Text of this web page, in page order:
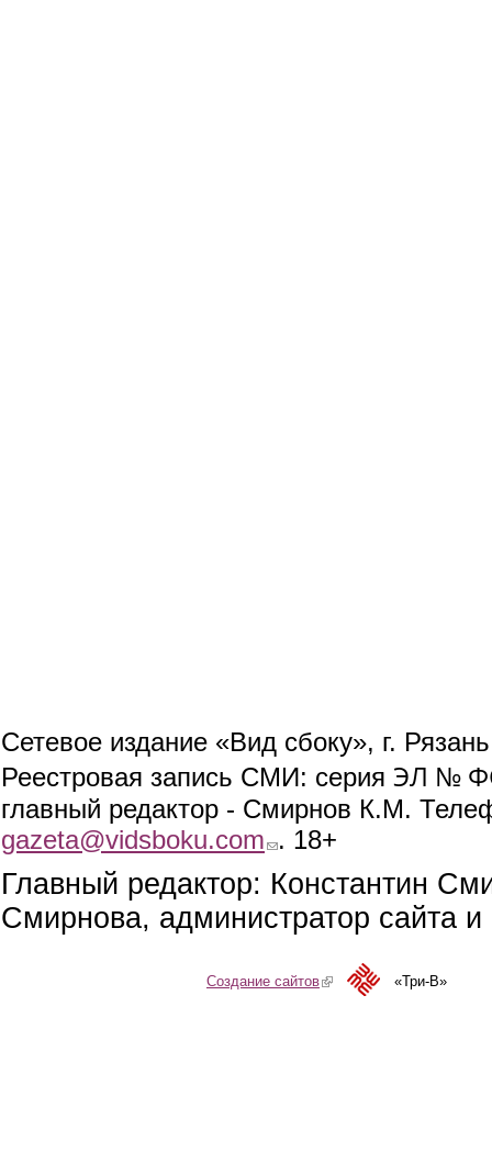
Сетевое издание «Вид сбоку», г.
Реестровая запись СМИ: серия ЭЛ №
главный редактор - Смирнов К.М.
gazeta@vidsboku.com (link sends e-mail)
. 18+
Главный редактор: Константин
Смирнова, администратор сайта
Создание сайтов(link is external)«Три-В»